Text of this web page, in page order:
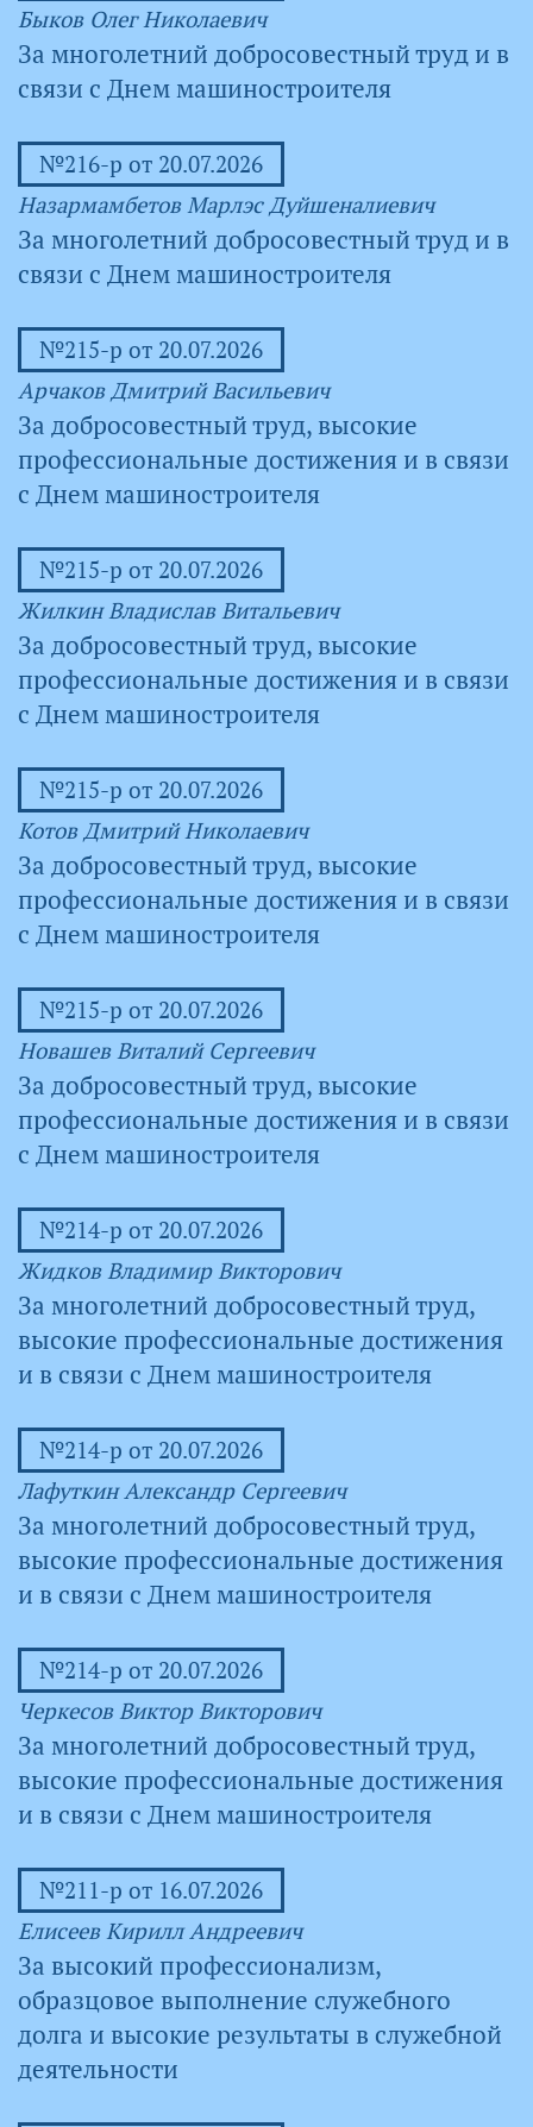
Быков Олег Николаевич
За многолетний добросовестный труд и в
связи с Днем машиностроителя
№216-р от 20.07.2026
Назармамбетов Марлэс Дуйшеналиевич
За многолетний добросовестный труд и в
связи с Днем машиностроителя
№215-р от 20.07.2026
Арчаков Дмитрий Васильевич
За добросовестный труд, высокие
профессиональные достижения и в связи
с Днем машиностроителя
№215-р от 20.07.2026
Жилкин Владислав Витальевич
За добросовестный труд, высокие
профессиональные достижения и в связи
с Днем машиностроителя
№215-р от 20.07.2026
Котов Дмитрий Николаевич
За добросовестный труд, высокие
профессиональные достижения и в связи
с Днем машиностроителя
№215-р от 20.07.2026
Новашев Виталий Сергеевич
За добросовестный труд, высокие
профессиональные достижения и в связи
с Днем машиностроителя
№214-р от 20.07.2026
Жидков Владимир Викторович
За многолетний добросовестный труд,
высокие профессиональные достижения
и в связи с Днем машиностроителя
№214-р от 20.07.2026
Лафуткин Александр Сергеевич
За многолетний добросовестный труд,
высокие профессиональные достижения
и в связи с Днем машиностроителя
№214-р от 20.07.2026
Черкесов Виктор Викторович
За многолетний добросовестный труд,
высокие профессиональные достижения
и в связи с Днем машиностроителя
№211-р от 16.07.2026
Елисеев Кирилл Андреевич
За высокий профессионализм,
образцовое выполнение служебного
долга и высокие результаты в служебной
деятельности